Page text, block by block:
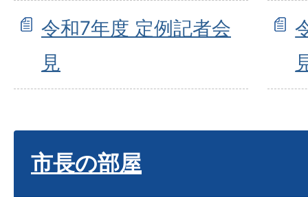
令和7年度 定例記者会
見
市長の部屋